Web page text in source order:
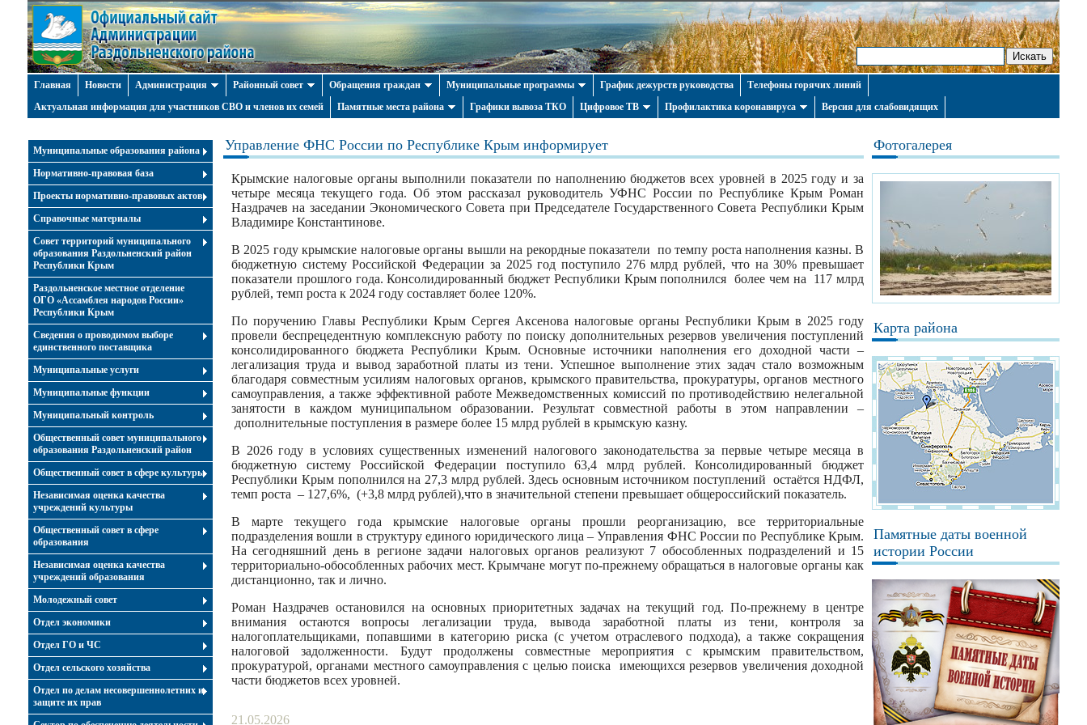
Главная Новости Администрация Районный совет Обращения граждан Муниципальные программы График дежурств руководства
Телефоны горячих линий
Актуальная информация для участников СВО и членов их семей
Памятные места района Графики вывоза ТКО Цифровое ТВ Профилактика коронавируса Версия для слабовидящих
Муниципальные образования района
Нормативно-правовая база
Проекты нормативно-правовых актов
Справочные материалы
Совет территорий муниципального
образования Раздольненский район
Республики Крым
Раздольненское местное отделение
ОГО «Ассамблея народов России»
Республики Крым
Cведения о проводимом выборе
единственного поставщика
Муниципальные услуги
Муниципальные функции
Муниципальный контроль
Общественный совет муниципального
образования Раздольненский район
Общественный совет в сфере культуры
Независимая оценка качества
учреждений культуры
Общественный совет в сфере
образования
Независимая оценка качества
учреждений образования
Молодежный совет
Отдел экономики
Отдел ГО и ЧС
Отдел сельского хозяйства
Отдел по делам несовершеннолетних и
защите их прав
Управление ФНС России по Республике Крым информирует
Крымские налоговые органы выполнили показатели по наполнению бюджетов всех уровней в 2025 году и за
четыре месяца текущего года. Об этом рассказал руководитель УФНС России по Республике Крым Роман
Наздрачев на заседании Экономического Совета при Председателе Государственного Совета Республики Крым
Владимире Константинове.
В 2025 году крымские налоговые органы вышли на рекордные показатели по темпу роста наполнения казны. В
бюджетную систему Российской Федерации за 2025 год поступило 276 млрд рублей, что на 30% превышает
показатели прошлого года. Консолидированный бюджет Республики Крым пополнился более чем на 117 млрд
рублей, темп роста к 2024 году составляет более 120%.
По поручению Главы Республики Крым Сергея Аксенова налоговые органы Республики Крым в 2025 году
провели беспрецедентную комплексную работу по поиску дополнительных резервов увеличения поступлений
консолидированного бюджета Республики Крым. Основные источники наполнения его доходной части –
легализация труда и вывод заработной платы из тени. Успешное выполнение этих задач стало возможным
благодаря совместным усилиям налоговых органов, крымского правительства, прокуратуры, органов местного
самоуправления, а также эффективной работе Межведомственных комиссий по противодействию нелегальной
занятости в каждом муниципальном образовании. Результат совместной работы в этом направлении –
дополнительные поступления в размере более 15 млрд рублей в крымскую казну.
В 2026 году в условиях существенных изменений налогового законодательства за первые четыре месяца в
бюджетную систему Российской Федерации поступило 63,4 млрд рублей. Консолидированный бюджет
Республики Крым пополнился на 27,3 млрд рублей. Здесь основным источником поступлений остаётся НДФЛ,
темп роста – 127,6%, (+3,8 млрд рублей),что в значительной степени превышает общероссийский показатель.
В марте текущего года крымские налоговые органы прошли реорганизацию, все территориальные
подразделения вошли в структуру единого юридического лица – Управления ФНС России по Республике Крым.
На сегодняшний день в регионе задачи налоговых органов реализуют 7 обособленных подразделений и 15
территориально-обособленных рабочих мест. Крымчане могут по-прежнему обращаться в налоговые органы как
дистанционно, так и лично.
Роман Наздрачев остановился на основных приоритетных задачах на текущий год. По-прежнему в центре
внимания остаются вопросы легализации труда, вывода заработной платы из тени, контроля за
налогоплательщиками, попавшими в категорию риска (с учетом отраслевого подхода), а также сокращения
налоговой задолженности. Будут продолжены совместные мероприятия с крымским правительством,
прокуратурой, органами местного самоуправления с целью поиска имеющихся резервов увеличения доходной
части бюджетов всех уровней.
21.05.2026
Фотогалерея
Карта района
Памятные даты военной
истории России